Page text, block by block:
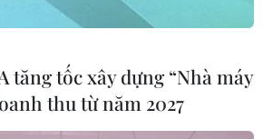
tăng tốc xây dựng “Nhà máy
thu từ năm 2027